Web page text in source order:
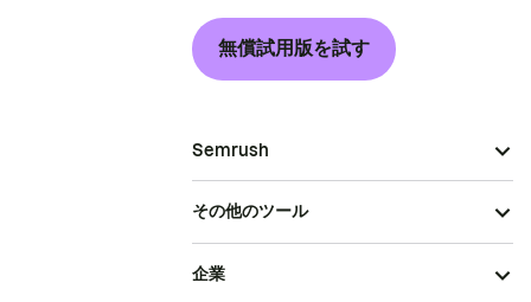
無償試用版を試す
Semrush
その他のツール
企業